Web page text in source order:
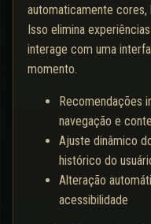
automaticamente cores,
Isso elimina
interage com uma
momento.
Recomendações
navegação e
Ajuste dinâmico
histórico do
Alteração
acessibilidade